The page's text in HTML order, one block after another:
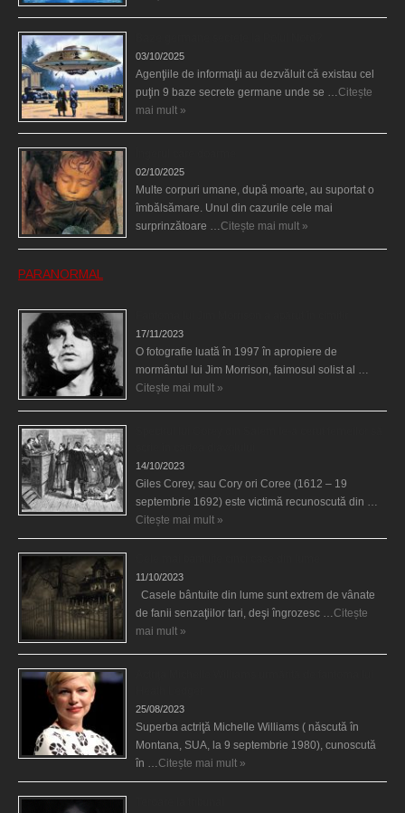
03/10/2025
Agenţiile de informaţii au dezvăluit că existau cel
puţin 9 baze secrete germane unde se …Citește
mai mult »
02/10/2025
Multe corpuri umane, după moarte, au suportat o
îmbălsămare. Unul din cazurile cele mai
surprinzătoare …Citește mai mult »
PARANORMAL
17/11/2023
O fotografie luată în 1997 în apropiere de
mormântul lui Jim Morrison, faimosul solist al …
Citește mai mult »
14/10/2023
Giles Corey, sau Cory ori Coree (1612 – 19
septembrie 1692) este victimă recunoscută din …
Citește mai mult »
11/10/2023
Casele bântuite din lume sunt extrem de vânate
de fanii senzaţiilor tari, deşi îngrozesc …Citește
mai mult »
25/08/2023
Superba actriţă Michelle Williams ( născută în
Montana, SUA, la 9 septembrie 1980), cunoscută
în …Citește mai mult »